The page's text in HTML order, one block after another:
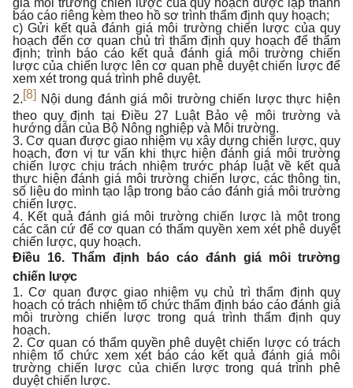
giá môi trường chiến lược của quy hoạch được lập thành
báo cáo riêng kèm theo hồ sơ trình thẩm định quy hoạch;
c) Gửi kết quả đánh giá môi trường chiến lược của quy
hoạch đến cơ quan chủ trì thẩm định quy hoạch để thẩm
định; trình báo cáo kết quả đánh giá môi trường chiến
lược của chiến lược lên cơ quan phê duyệt chiến lược để
xem xét trong quá trình phê duyệt.
2.[8] Nội dung đánh giá môi trường chiến lược thực hiện
theo quy định tại Điều 27 Luật Bảo vệ môi trường và
hướng dẫn của Bộ Nông nghiệp và Môi trường.
3. Cơ quan được giao nhiệm vụ xây dựng chiến lược, quy
hoạch, đơn vị tư vấn khi thực hiện đánh giá môi trường
chiến lược chịu trách nhiệm trước pháp luật về kết quả
thực hiện đánh giá môi trường chiến lược, các thông tin,
số liệu do mình tạo lập trong báo cáo đánh giá môi trường
chiến lược.
4. Kết quả đánh giá môi trường chiến lược là một trong
các căn cứ để cơ quan có thẩm quyền xem xét phê duyệt
chiến lược, quy hoạch.
Điều 16. Thẩm định báo cáo đánh giá môi trường
chiến lược
1. Cơ quan được giao nhiệm vụ chủ trì thẩm định quy
hoạch có trách nhiệm tổ chức thẩm định báo cáo đánh giá
môi trường chiến lược trong quá trình thẩm định quy
hoạch.
2. Cơ quan có thẩm quyền phê duyệt chiến lược có trách
nhiệm tổ chức xem xét báo cáo kết quả đánh giá môi
trường chiến lược của chiến lược trong quá trình phê
duyệt chiến lược.